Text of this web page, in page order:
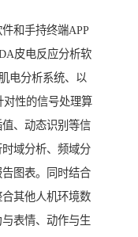
和手持终端APP
皮电反应分析软
电分析系统、以
对性的信号处理算
、动态识别等信
域分析、频域分
图表。同时结合
其他人机环境数
表情、动作与生